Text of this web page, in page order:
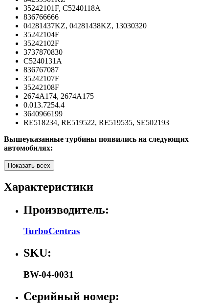
35242101F, C5240118A
836766666
04281437KZ, 04281438KZ, 13030320
35242104F
35242102F
3737870830
C5240131A
836767087
35242107F
35242108F
2674A174, 2674A175
0.013.7254.4
3640966199
RE518234, RE519522, RE519535, SE502193
Вышеуказанные турбины появились на следующих
автомобилях:
Показать всех
Характеристики
Производитель:
TurboCentras
SKU:
BW-04-0031
Серийный номер: